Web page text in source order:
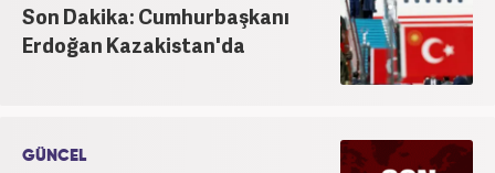
Son Dakika: Cumhurbaşkanı
Erdoğan Kazakistan'da
GÜNCEL